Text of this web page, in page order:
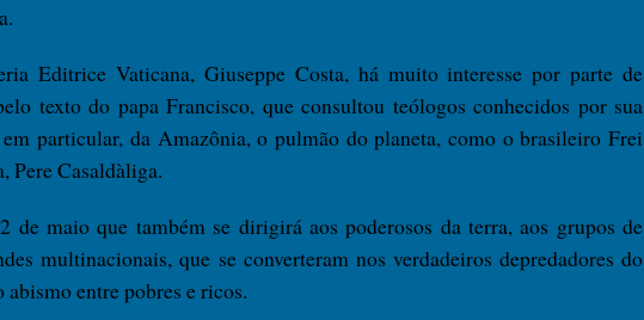
Editrice Vaticana, Giuseppe Costa, há muito interesse por parte de
texto do papa Francisco, que consultou teólogos conhecidos por sua
particular, da Amazônia, o pulmão do planeta, como o brasileiro Frei
Pere Casaldàliga.
de maio que também se dirigirá aos poderosos da terra, aos grupos de
multinacionais, que se converteram nos verdadeiros depredadores do
entre pobres e ricos.